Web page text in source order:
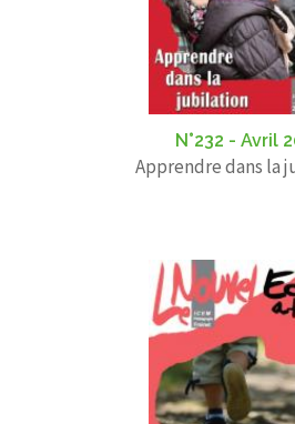
N°232 - Avril
Apprendre dans la